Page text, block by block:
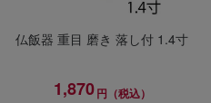
仏飯器 重目 磨き 落し付 1.4寸
1,870円（税込）